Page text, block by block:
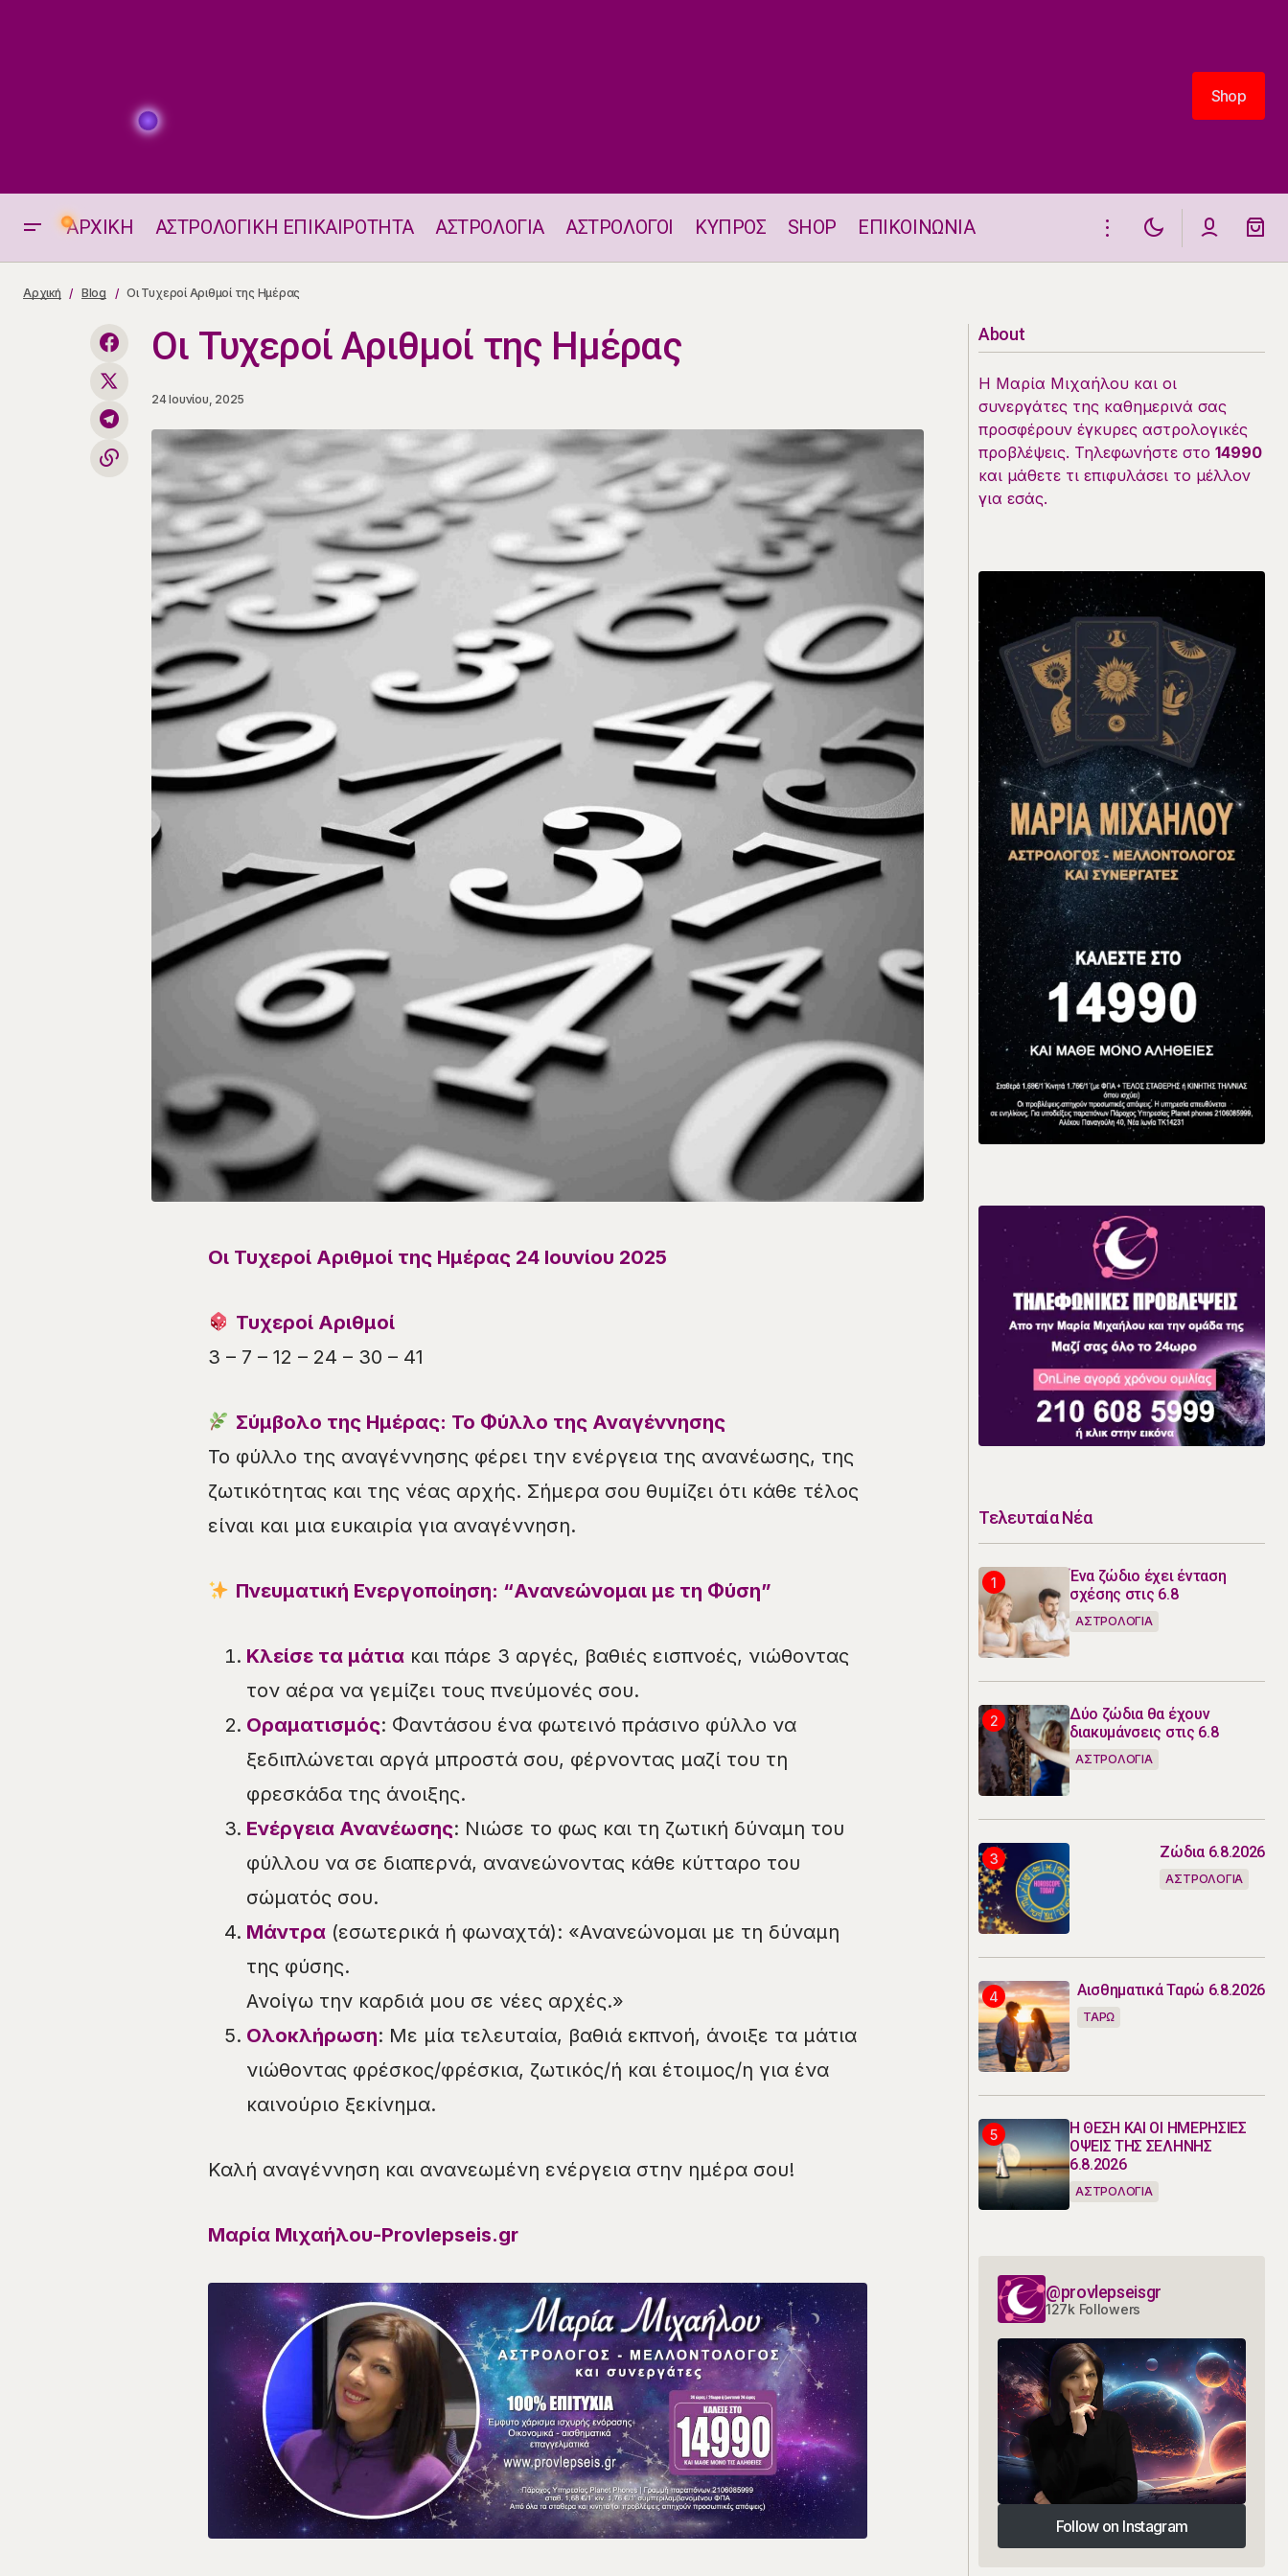
Shop
Shop
ΑΡΧΙΚΗ ΑΣΤΡΟΛΟΓΙΚΗ ΕΠΙΚΑΙΡΟΤΗΤΑ ΑΣΤΡΟΛΟΓΙΑ ΑΣΤΡΟΛΟΓΟΙ ΚΥΠΡΟΣ SHOP ΕΠΙΚΟΙΝΩΝΙΑ
Το Σύμπαν σου Στέλνει μήνυμα 24.6
Αρχική Blog Οι Τυχεροί Αριθμοί της Ημέρας
Οι Τυχεροί Αριθμοί της Ημέρας
24 Ιουνίου, 2025
Οι Τυχεροί Αριθμοί της Ημέρας 24 Ιουνίου 2025
Τυχεροί Αριθμοί
3 – 7 – 12 – 24 – 30 – 41
Σύμβολο της Ημέρας: Το Φύλλο της Αναγέννησης
Το φύλλο της αναγέννησης φέρει την ενέργεια της ανανέωσης, της
ζωτικότητας και της νέας αρχής. Σήμερα σου θυμίζει ότι κάθε τέλος
είναι και μια ευκαιρία για αναγέννηση.
Πνευματική Ενεργοποίηση: “Ανανεώνομαι με τη Φύση”
Κλείσε τα μάτια και πάρε 3 αργές, βαθιές εισπνοές, νιώθοντας
τον αέρα να γεμίζει τους πνεύμονές σου.
Οραματισμός: Φαντάσου ένα φωτεινό πράσινο φύλλο να
ξεδιπλώνεται αργά μπροστά σου, φέρνοντας μαζί του τη
φρεσκάδα της άνοιξης.
Ενέργεια Ανανέωσης: Νιώσε το φως και τη ζωτική δύναμη του
φύλλου να σε διαπερνά, ανανεώνοντας κάθε κύτταρο του
σώματός σου.
Μάντρα (εσωτερικά ή φωναχτά): «Ανανεώνομαι με τη δύναμη
της φύσης.
Ανοίγω την καρδιά μου σε νέες αρχές.»
Ολοκλήρωση: Με μία τελευταία, βαθιά εκπνοή, άνοιξε τα μάτια
νιώθοντας φρέσκος/φρέσκια, ζωτικός/ή και έτοιμος/η για ένα
καινούριο ξεκίνημα.
Καλή αναγέννηση και ανανεωμένη ενέργεια στην ημέρα σου!
Μαρία Μιχαήλου-Provlepseis.gr
About
Η Μαρία Μιχαήλου και οι
συνεργάτες της καθημερινά σας
προσφέρουν έγκυρες αστρολογικές
προβλέψεις. Τηλεφωνήστε στο 14990
και μάθετε τι επιφυλάσει το μέλλον
για εσάς.
Τελευταία Νέα
Ένα ζώδιο έχει ένταση
σχέσης στις 6.8
ΑΣΤΡΟΛΟΓΙΑ
Δύο ζώδια θα έχουν
διακυμάνσεις στις 6.8
ΑΣΤΡΟΛΟΓΙΑ
Ζώδια 6.8.2026
ΑΣΤΡΟΛΟΓΙΑ
Αισθηματικά Ταρώ 6.8.2026
ΤΑΡΩ
Η ΘΕΣΗ ΚΑΙ ΟΙ ΗΜΕΡΗΣΙΕΣ
ΟΨΕΙΣ ΤΗΣ ΣΕΛΗΝΗΣ
6.8.2026
ΑΣΤΡΟΛΟΓΙΑ
@provlepseisgr
127k Followers
Follow on Instagram
Follow on Instagram